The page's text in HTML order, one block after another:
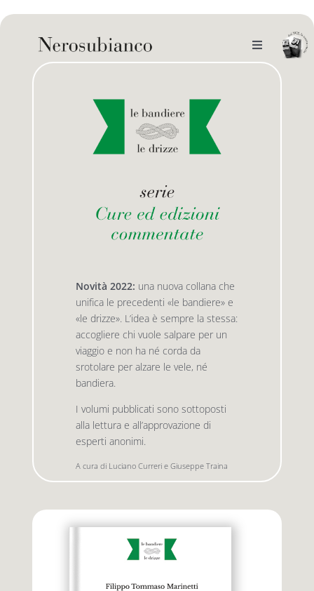
to
Toggle
Navigation
noi
le bandiere le bandiere in verticale
Premio letterario Giallovalle
il tuo carrello
for:
Novità 2022: una nuova collana che
unifica le precedenti «le bandiere» e
«le drizze». L’idea è sempre la stessa:
accogliere chi vuole salpare per un
viaggio e non ha né corda da
srotolare per alzare le vele, né
bandiera.
I volumi pubblicati sono sottoposti
alla lettura e all’approvazione di
esperti anonimi.
A cura di Luciano Curreri e Giuseppe Traina